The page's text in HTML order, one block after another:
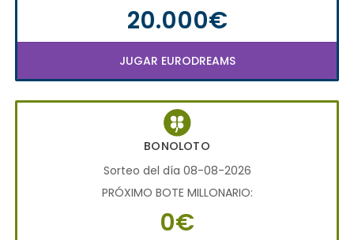
20.000€
JUGAR EURODREAMS
BONOLOTO
Sorteo del día 08-08-2026
PRÓXIMO BOTE MILLONARIO:
0€